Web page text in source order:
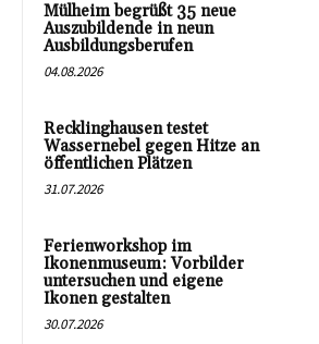
Mülheim begrüßt 35 neue
Auszubildende in neun
Ausbildungsberufen
04.08.2026
Recklinghausen testet
Wassernebel gegen Hitze an
öffentlichen Plätzen
31.07.2026
Ferienworkshop im
Ikonenmuseum: Vorbilder
untersuchen und eigene
Ikonen gestalten
30.07.2026